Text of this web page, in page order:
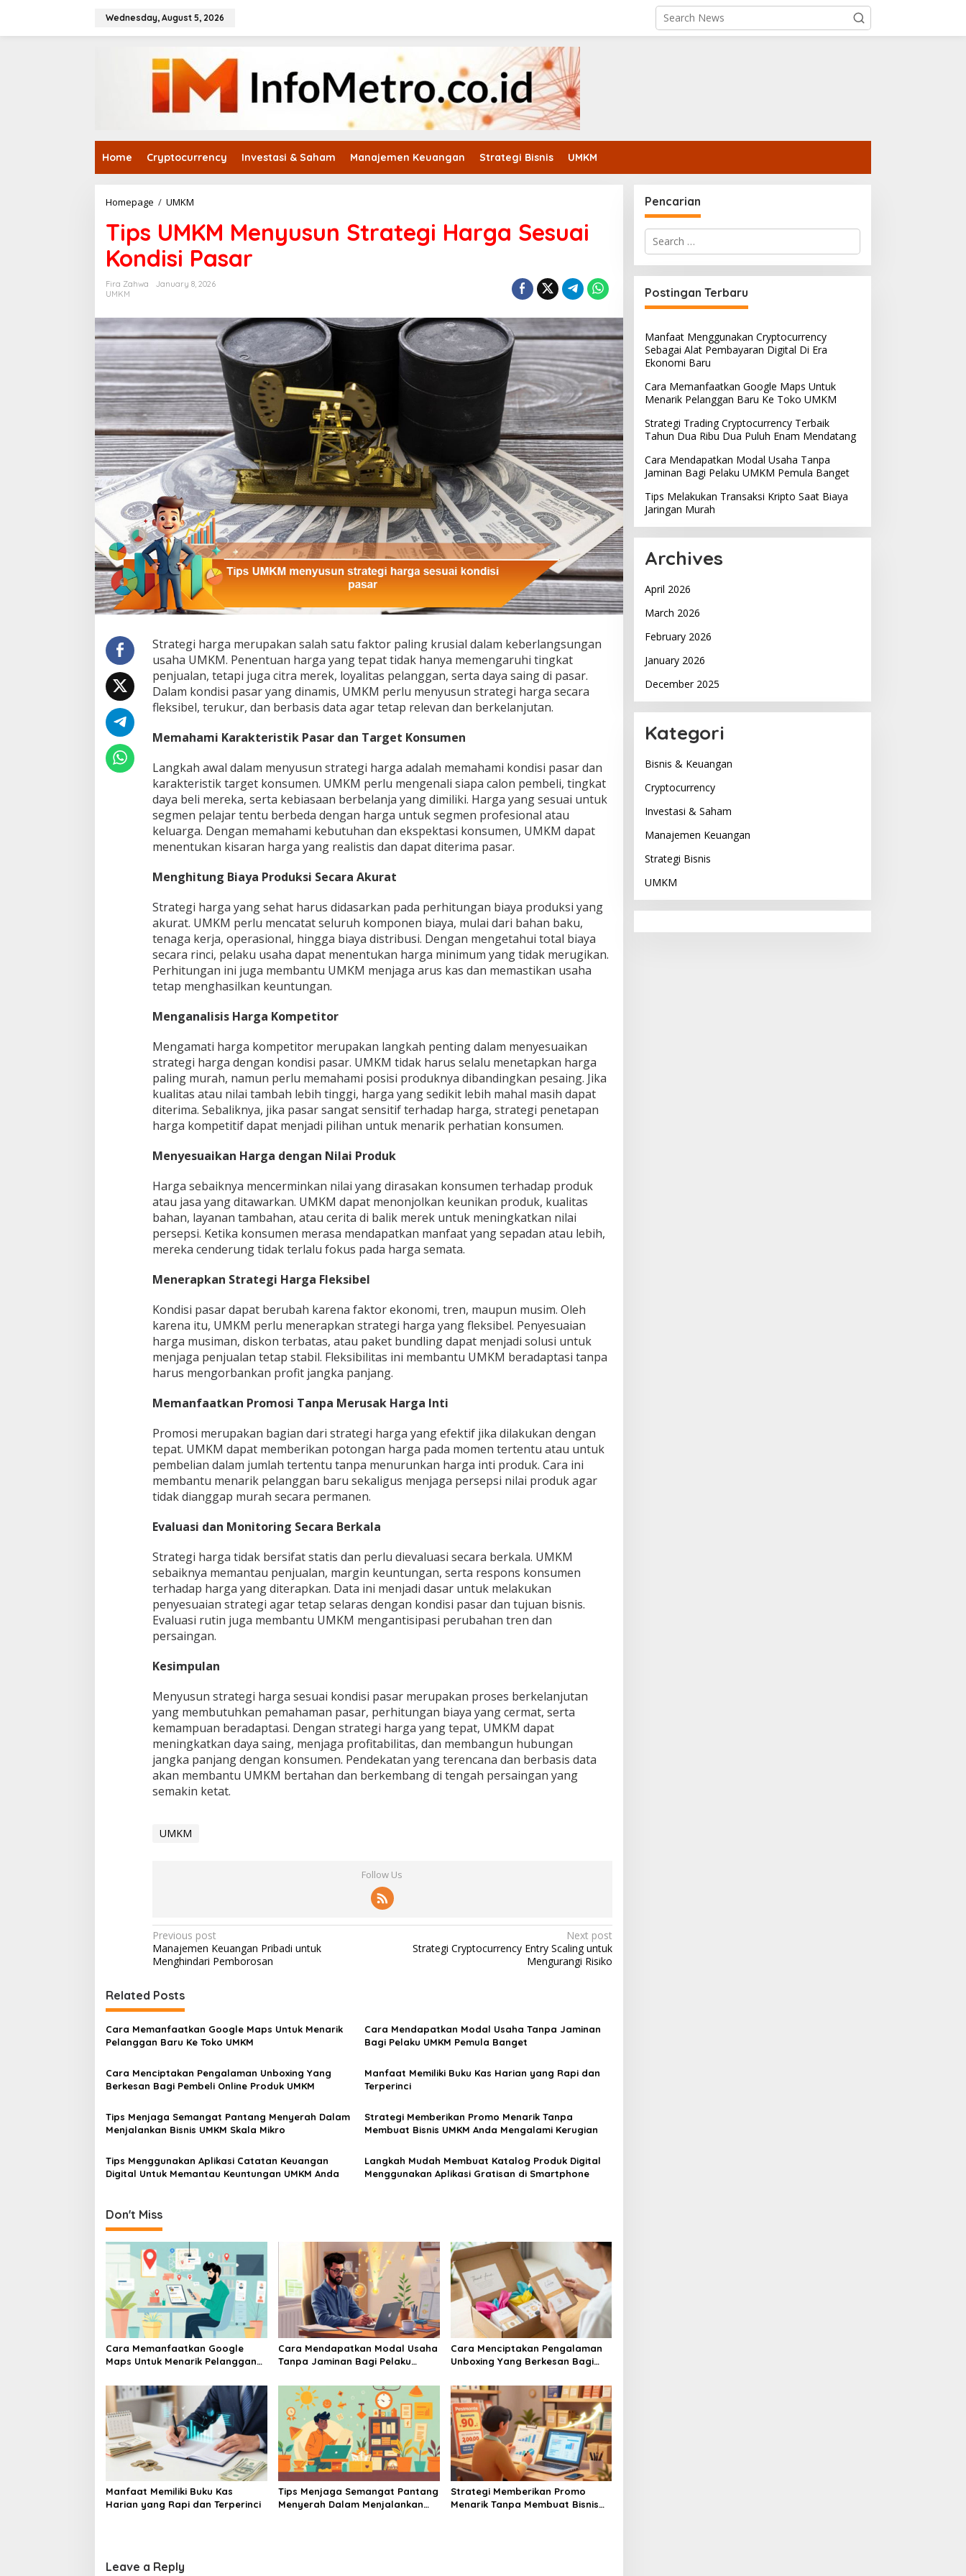
Wednesday, August 5, 2026
Home Cryptocurrency Investasi & Saham Manajemen Keuangan Strategi Bisnis UMKM
Homepage / UMKM
Menyusun
Strategi
Harga
Sesuai
Kondisi
Pasar
Tips UMKM Menyusun Strategi Harga Sesuai
Kondisi Pasar
Fira Zahwa
January 8, 2026
UMKM
Strategi harga merupakan salah satu faktor paling krusial dalam keberlangsungan
usaha UMKM. Penentuan harga yang tepat tidak hanya memengaruhi tingkat
penjualan, tetapi juga citra merek, loyalitas pelanggan, serta daya saing di pasar.
Dalam kondisi pasar yang dinamis, UMKM perlu menyusun strategi harga secara
fleksibel, terukur, dan berbasis data agar tetap relevan dan berkelanjutan.
Memahami Karakteristik Pasar dan Target Konsumen
Langkah awal dalam menyusun strategi harga adalah memahami kondisi pasar dan
karakteristik target konsumen. UMKM perlu mengenali siapa calon pembeli, tingkat
daya beli mereka, serta kebiasaan berbelanja yang dimiliki. Harga yang sesuai untuk
segmen pelajar tentu berbeda dengan harga untuk segmen profesional atau
keluarga. Dengan memahami kebutuhan dan ekspektasi konsumen, UMKM dapat
menentukan kisaran harga yang realistis dan dapat diterima pasar.
Menghitung Biaya Produksi Secara Akurat
Strategi harga yang sehat harus didasarkan pada perhitungan biaya produksi yang
akurat. UMKM perlu mencatat seluruh komponen biaya, mulai dari bahan baku,
tenaga kerja, operasional, hingga biaya distribusi. Dengan mengetahui total biaya
secara rinci, pelaku usaha dapat menentukan harga minimum yang tidak merugikan.
Perhitungan ini juga membantu UMKM menjaga arus kas dan memastikan usaha
tetap menghasilkan keuntungan.
Menganalisis Harga Kompetitor
Mengamati harga kompetitor merupakan langkah penting dalam menyesuaikan
strategi harga dengan kondisi pasar. UMKM tidak harus selalu menetapkan harga
paling murah, namun perlu memahami posisi produknya dibandingkan pesaing. Jika
kualitas atau nilai tambah lebih tinggi, harga yang sedikit lebih mahal masih dapat
diterima. Sebaliknya, jika pasar sangat sensitif terhadap harga, strategi penetapan
harga kompetitif dapat menjadi pilihan untuk menarik perhatian konsumen.
Menyesuaikan Harga dengan Nilai Produk
Harga sebaiknya mencerminkan nilai yang dirasakan konsumen terhadap produk
atau jasa yang ditawarkan. UMKM dapat menonjolkan keunikan produk, kualitas
bahan, layanan tambahan, atau cerita di balik merek untuk meningkatkan nilai
persepsi. Ketika konsumen merasa mendapatkan manfaat yang sepadan atau lebih,
mereka cenderung tidak terlalu fokus pada harga semata.
Menerapkan Strategi Harga Fleksibel
Kondisi pasar dapat berubah karena faktor ekonomi, tren, maupun musim. Oleh
karena itu, UMKM perlu menerapkan strategi harga yang fleksibel. Penyesuaian
harga musiman, diskon terbatas, atau paket bundling dapat menjadi solusi untuk
menjaga penjualan tetap stabil. Fleksibilitas ini membantu UMKM beradaptasi tanpa
harus mengorbankan profit jangka panjang.
Memanfaatkan Promosi Tanpa Merusak Harga Inti
Promosi merupakan bagian dari strategi harga yang efektif jika dilakukan dengan
tepat. UMKM dapat memberikan potongan harga pada momen tertentu atau untuk
pembelian dalam jumlah tertentu tanpa menurunkan harga inti produk. Cara ini
membantu menarik pelanggan baru sekaligus menjaga persepsi nilai produk agar
tidak dianggap murah secara permanen.
Evaluasi dan Monitoring Secara Berkala
Strategi harga tidak bersifat statis dan perlu dievaluasi secara berkala. UMKM
sebaiknya memantau penjualan, margin keuntungan, serta respons konsumen
terhadap harga yang diterapkan. Data ini menjadi dasar untuk melakukan
penyesuaian strategi agar tetap selaras dengan kondisi pasar dan tujuan bisnis.
Evaluasi rutin juga membantu UMKM mengantisipasi perubahan tren dan
persaingan.
Kesimpulan
Menyusun strategi harga sesuai kondisi pasar merupakan proses berkelanjutan
yang membutuhkan pemahaman pasar, perhitungan biaya yang cermat, serta
kemampuan beradaptasi. Dengan strategi harga yang tepat, UMKM dapat
meningkatkan daya saing, menjaga profitabilitas, dan membangun hubungan
jangka panjang dengan konsumen. Pendekatan yang terencana dan berbasis data
akan membantu UMKM bertahan dan berkembang di tengah persaingan yang
semakin ketat.
UMKM
Follow Us
Post
navigation
Previous post
Manajemen Keuangan Pribadi untuk
Menghindari Pemborosan
Next post
Strategi Cryptocurrency Entry Scaling untuk
Mengurangi Risiko
Related Posts
Cara Memanfaatkan Google Maps Untuk Menarik
Pelanggan Baru Ke Toko UMKM
Cara Mendapatkan Modal Usaha Tanpa Jaminan
Bagi Pelaku UMKM Pemula Banget
Cara Menciptakan Pengalaman Unboxing Yang
Berkesan Bagi Pembeli Online Produk UMKM
Manfaat Memiliki Buku Kas Harian yang Rapi dan
Terperinci
Tips Menjaga Semangat Pantang Menyerah Dalam
Menjalankan Bisnis UMKM Skala Mikro
Strategi Memberikan Promo Menarik Tanpa
Membuat Bisnis UMKM Anda Mengalami Kerugian
Tips Menggunakan Aplikasi Catatan Keuangan
Digital Untuk Memantau Keuntungan UMKM Anda
Langkah Mudah Membuat Katalog Produk Digital
Menggunakan Aplikasi Gratisan di Smartphone
Don't Miss
Cara Memanfaatkan Google
Maps Untuk Menarik Pelanggan
Cara Mendapatkan Modal Usaha
Tanpa Jaminan Bagi Pelaku
Cara Menciptakan Pengalaman
Unboxing Yang Berkesan Bagi
Manfaat Memiliki Buku Kas
Harian yang Rapi dan Terperinci
Tips Menjaga Semangat Pantang
Menyerah Dalam Menjalankan
Strategi Memberikan Promo
Menarik Tanpa Membuat Bisnis
Leave a Reply
Pencarian
Search
for:
Postingan Terbaru
Manfaat Menggunakan Cryptocurrency
Sebagai Alat Pembayaran Digital Di Era
Ekonomi Baru
Cara Memanfaatkan Google Maps Untuk
Menarik Pelanggan Baru Ke Toko UMKM
Strategi Trading Cryptocurrency Terbaik
Tahun Dua Ribu Dua Puluh Enam Mendatang
Cara Mendapatkan Modal Usaha Tanpa
Jaminan Bagi Pelaku UMKM Pemula Banget
Tips Melakukan Transaksi Kripto Saat Biaya
Jaringan Murah
Archives
April 2026
March 2026
February 2026
January 2026
December 2025
Kategori
Bisnis & Keuangan
Cryptocurrency
Investasi & Saham
Manajemen Keuangan
Strategi Bisnis
UMKM